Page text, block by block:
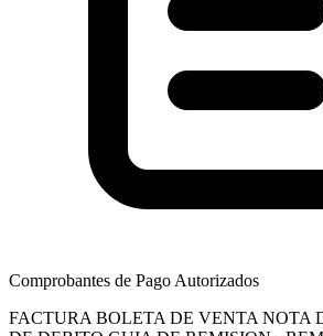
Comprobantes de Pago Autorizados
FACTURA BOLETA DE VENTA NOTA